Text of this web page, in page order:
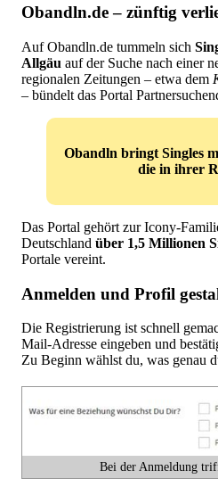
Obandln.de – zünftig
Auf Obandln.de tummeln sich
Allgäu auf der Suche nach einer
regionalen Zeitungen – etwa dem
– bündelt das Portal
Obandln bringt Singles
die in ihrer
Das Portal gehört zur Icony-
Deutschland über 1,5 Millionen
Portale vereint.
Anmelden und Profil
Die Registrierung ist schnell
Mail-Adresse eingeben und
Zu Beginn wählst du, was genau
Bei der Anmeldung